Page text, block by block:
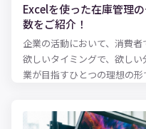
Excelを使った在庫管理
数をご紹介！
企業の活動において、消費者
欲しいタイミングで、欲し
業が目指すひとつの理想の形ではな
に務めるのは、およそ商品